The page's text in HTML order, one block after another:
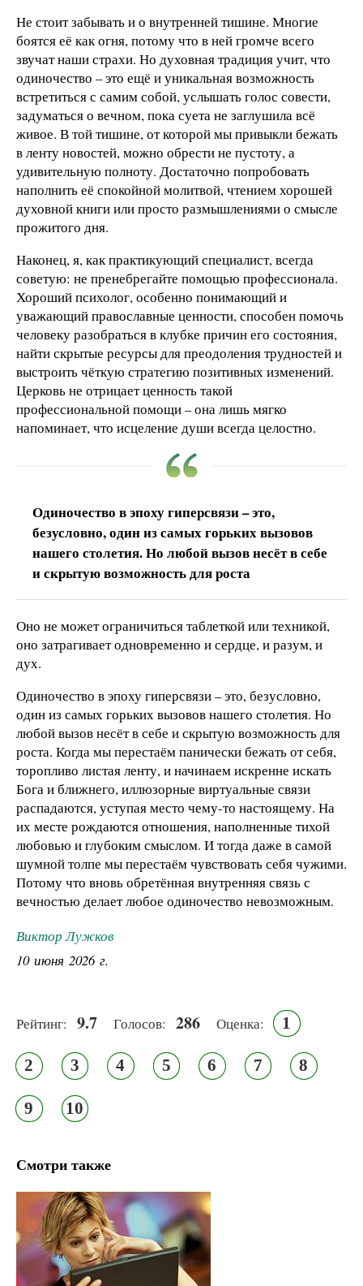
Не стоит забывать и о внутренней тишине. Многие
боятся её как огня, потому что в ней громче всего
звучат наши страхи. Но духовная традиция учит, что
одиночество – это ещё и уникальная возможность
встретиться с самим собой, услышать голос совести,
задуматься о вечном, пока суета не заглушила всё
живое. В той тишине, от которой мы привыкли бежать
в ленту новостей, можно обрести не пустоту, а
удивительную полноту. Достаточно попробовать
наполнить её спокойной молитвой, чтением хорошей
духовной книги или просто размышлениями о смысле
прожитого дня.
Наконец, я, как практикующий специалист, всегда
советую: не пренебрегайте помощью профессионала.
Хороший психолог, особенно понимающий и
уважающий православные ценности, способен помочь
человеку разобраться в клубке причин его состояния,
найти скрытые ресурсы для преодоления трудностей и
выстроить чёткую стратегию позитивных изменений.
Церковь не отрицает ценность такой
профессиональной помощи – она лишь мягко
напоминает, что исцеление души всегда целостно.
Одиночество в эпоху гиперсвязи – это,
безусловно, один из самых горьких вызовов
нашего столетия. Но любой вызов несёт в себе
и скрытую возможность для роста
Оно не может ограничиться таблеткой или техникой,
оно затрагивает одновременно и сердце, и разум, и
дух.
Одиночество в эпоху гиперсвязи – это, безусловно,
один из самых горьких вызовов нашего столетия. Но
любой вызов несёт в себе и скрытую возможность для
роста. Когда мы перестаём панически бежать от себя,
торопливо листая ленту, и начинаем искренне искать
Бога и ближнего, иллюзорные виртуальные связи
распадаются, уступая место чему-то настоящему. На
их месте рождаются отношения, наполненные тихой
любовью и глубоким смыслом. И тогда даже в самой
шумной толпе мы перестаём чувствовать себя чужими.
Потому что вновь обретённая внутренняя связь с
вечностью делает любое одиночество невозможным.
Виктор Лужков
10 июня 2026 г.
Рейтинг: 9.7 Голосов: 286 Оценка: 1
2 3 4 5 6 7 8
9 10
Смотри также